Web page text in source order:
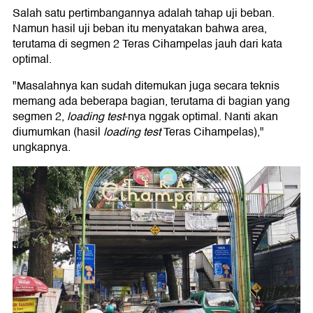
Salah satu pertimbangannya adalah tahap uji beban.
Namun hasil uji beban itu menyatakan bahwa area,
terutama di segmen 2 Teras Cihampelas jauh dari kata
optimal.
"Masalahnya kan sudah ditemukan juga secara teknis
memang ada beberapa bagian, terutama di bagian yang
segmen 2, loading test-nya nggak optimal. Nanti akan
diumumkan (hasil loading testTeras Cihampelas),"
ungkapnya.